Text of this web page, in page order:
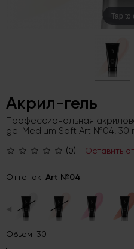
Tap to
Акрил-гель
Профессиональная
gel Medium Soft Art №04, 30
(0) Оставить
Оттенок: Art №04
Обьем: 30 г